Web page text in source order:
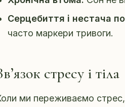
Серцебиття і нестача
часто маркери тривоги.
стресу і тіла
ми переживаємо